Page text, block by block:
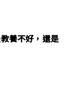
養不好，還是